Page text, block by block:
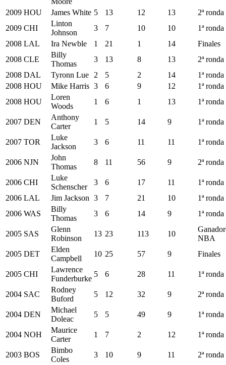
2009 HOU James White 5 13 12 13
2ª ronda
2009 CHI
Linton
Johnson
3 7 10 10
1ª ronda
2008 LAL Ira Newble 1 21 1 14
Finales
2008 CLE
Billy
Thomas
3 13 8 13
2ª ronda
2008 DAL Tyronn Lue 2 5 2 14
1ª ronda
2008 HOU Mike Harris 3 6 9 12
1ª ronda
2008 HOU
Loren
Woods
1 6 1 13 1ª ronda
2007 DEN
Anthony
Carter
1 5 14 9 1ª ronda
2007 TOR
Luke
Jackson
3 6 11 11 1ª ronda
2006 NJN
John
Thomas
8 11 56 9 2ª ronda
2006 CHI
Luke
Schenscher
3 6 17 11
1ª ronda
2006 LAL Jim Jackson 3 7 21 10
1ª ronda
2006 WAS
Billy
Thomas
3 6 14 9 1ª ronda
2005 SAS
Glenn
Robinson
13 23 113 10
NBA
2005 DET
Elden
Campbell
10 25 57 9 Finales
2005 CHI
Lawrence
Funderburke
5 6 28 11 1ª ronda
2004 SAC
Rodney
Buford
5 12 32 9 2ª ronda
2004 DEN
Michael
Doleac
5 5 49 9 1ª ronda
2004 NOH
Maurice
Carter
1 7 2 12 1ª ronda
2003 BOS
Bimbo
Coles
3 10 9 11 2ª ronda